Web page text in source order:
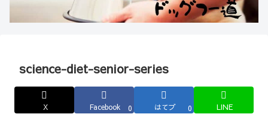
science-diet-senior-series
X Facebook 0 はてブ 0 LINE